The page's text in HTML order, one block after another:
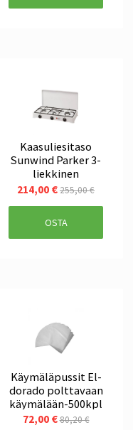
Kaasuliesitaso
Sunwind Parker 3-
liekkinen
214,00 €255,00 €
OSTA
Käymäläpussit El-
dorado polttavaan
käymälään-500kpl
72,00 €80,20 €